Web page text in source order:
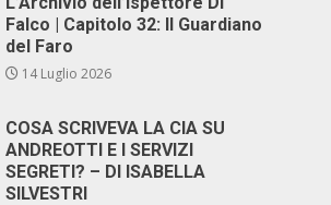
Falco | Capitolo 32: Il Guardiano
del Faro
14 Luglio 2026
COSA SCRIVEVA LA CIA SU
ANDREOTTI E I SERVIZI
SEGRETI? – DI ISABELLA
SILVESTRI